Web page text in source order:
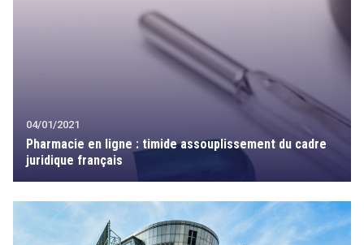
04/01/2021
Pharmacie en ligne : timide assouplissement du cadre
juridique français